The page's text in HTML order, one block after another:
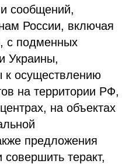
сообщений,
России, включая
с подменных
Украины,
осуществлению
на территории РФ,
на объектах
предложения
совершить теракт,